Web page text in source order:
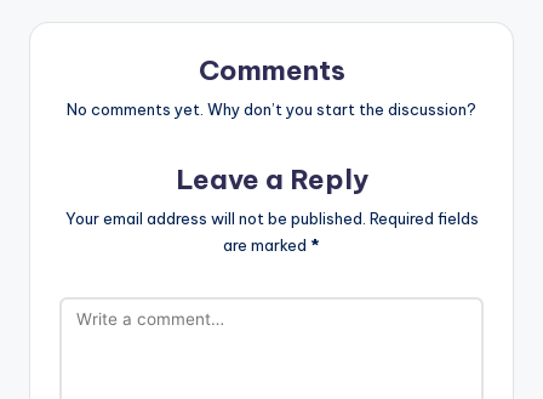
Comments
No comments yet. Why don’t you start the discussion?
Leave a Reply
Your email address will not be published. Required fields
are marked *